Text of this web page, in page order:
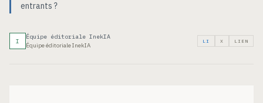
entrants ?
I
Équipe éditoriale InekIA
Équipe éditoriale InekIA
LI X LIEN